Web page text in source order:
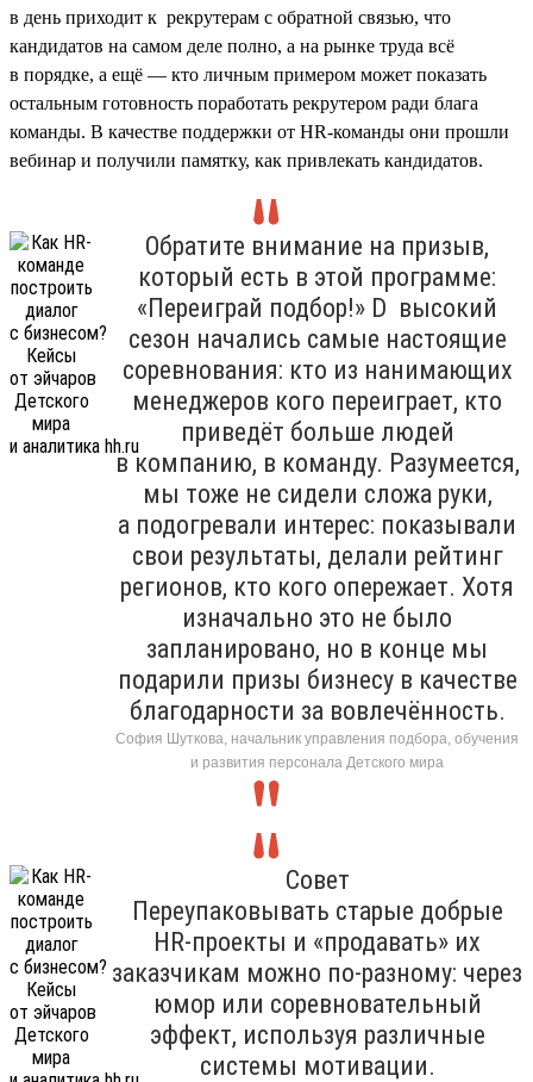
в день приходит к рекрутерам с обратной связью, что
кандидатов на самом деле полно, а на рынке труда всё
в порядке, а ещё — кто личным примером может показать
остальным готовность поработать рекрутером ради блага
команды. В качестве поддержки от HR-команды они прошли
вебинар и получили памятку, как привлекать кандидатов.
Обратите внимание на призыв,
который есть в этой программе:
«Переиграй подбор!» D высокий
сезон начались самые настоящие
соревнования: кто из нанимающих
менеджеров кого переиграет, кто
приведёт больше людей
в компанию, в команду. Разумеется,
мы тоже не сидели сложа руки,
а подогревали интерес: показывали
свои результаты, делали рейтинг
регионов, кто кого опережает. Хотя
изначально это не было
запланировано, но в конце мы
подарили призы бизнесу в качестве
благодарности за вовлечённость.
София Шуткова, начальник управления подбора, обучения
и развития персонала Детского мира
Совет
Переупаковывать старые добрые
HR-проекты и «продавать» их
заказчикам можно по-разному: через
юмор или соревновательный
эффект, используя различные
системы мотивации.